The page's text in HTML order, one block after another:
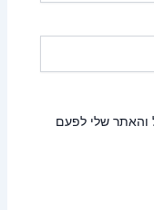
והאתר שלי לפעם